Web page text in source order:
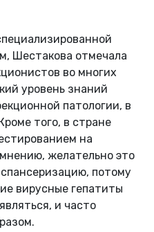
Шестакова отмечала
во многих
уровень знаний
патологии, в
того, в стране
на
желательно это
потому
вирусные гепатиты
и часто